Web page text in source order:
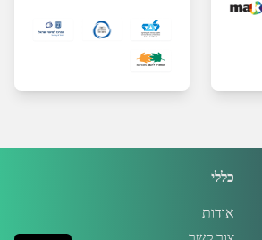
כללי
אודות